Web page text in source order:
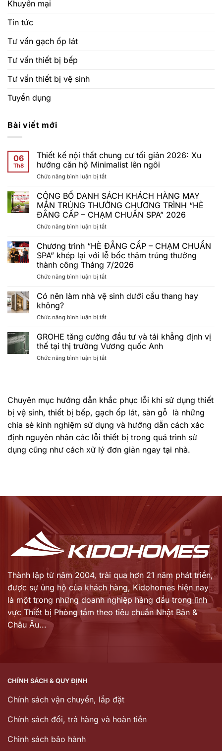
Khuyến mại
Tin tức
Tư vấn gạch ốp lát
Tư vấn thiết bị bếp
Tư vấn thiết bị vệ sinh
Tuyển dụng
Bài viết mới
06
Th8
Thiết kế nội thất chung cư tối giản 2026: Xu
hướng căn hộ Minimalist lên ngôi
Chức năng bình luận bị tắtở
kế
nội
thất
chung
cư
giản
2026:
Xu
hướng
căn
Minimalist
CÔNG BỐ DANH SÁCH KHÁCH HÀNG MAY
MẮN TRÚNG THƯỞNG CHƯƠNG TRÌNH “HÈ
ĐẲNG CẤP – CHẠM CHUẨN SPA” 2026
Chức năng bình luận bị tắtở
BỐ
DANH
SÁCH
KHÁCH
HÀNG
MẮN
CHƯƠNG
“HÈ
ĐẲNG
–
2026
Chương trình “HÈ ĐẲNG CẤP – CHẠM CHUẨN
SPA” khép lại với lễ bốc thăm trúng thưởng
thành công Tháng 7/2026
Chức năng bình luận bị tắtở
trình
“HÈ
CẤP
CHẠM
CHUẨN
khép
bốc
thăm
trúng
thưởng
thành
công
7/2026
Có nên làm nhà vệ sinh dưới cầu thang hay
không?
Chức năng bình luận bị tắtở
nên
làm
nhà
vệ
hay
không?
GROHE tăng cường đầu tư và tái khẳng định vị
thế tại thị trường Vương quốc Anh
Chức năng bình luận bị tắtở
tư
và
tái
khẳng
định
vị
thế
Chuyên mục hướng dẫn khắc phục lỗi khi sử dụng thiết
bị vệ sinh, thiết bị bếp, gạch ốp lát, sàn gỗ là những
chia sẻ kinh nghiệm sử dụng và hướng dẫn cách xác
định nguyên nhân các lỗi thiết bị trong quá trình sử
dụng cũng như cách xử lý đơn giản ngay tại nhà.
Thành lập từ năm 2004, trải qua hơn 21 năm phát triển,
được sự ủng hộ của khách hàng, Kidohomes hiện nay
là một trong những doanh nghiệp hàng đầu trong lĩnh
vực Thiết bị Phòng tắm theo tiêu chuẩn Nhật Bản &
Châu Âu...
CHÍNH SÁCH & QUY ĐỊNH
Chính sách vận chuyển, lắp đặt
Chính sách đổi, trả hàng và hoàn tiền
Chinh sách bảo hành